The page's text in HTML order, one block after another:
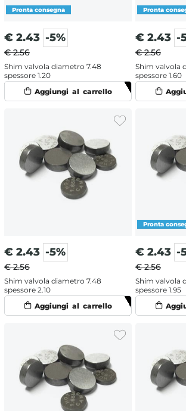
€ 2.43 -5%
€ 2.56
Shim valvola diametro 7.48
spessore 1.20
€ 2.43 -
€ 2.56
Shim valvola
spessore 1.60
€ 2.43 -5%
€ 2.56
Shim valvola diametro 7.48
spessore 2.10
€ 2.43 -
€ 2.56
Shim valvola
spessore 1.95